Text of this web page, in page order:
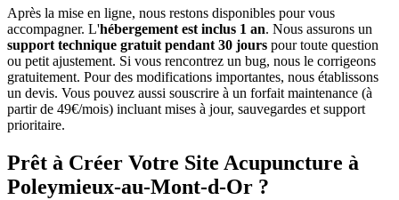
Après la mise en ligne, nous restons disponibles pour vous
accompagner. L'hébergement est inclus 1 an. Nous assurons un
support technique gratuit pendant 30 jours pour toute question
ou petit ajustement. Si vous rencontrez un bug, nous le corrigeons
gratuitement. Pour des modifications importantes, nous établissons
un devis. Vous pouvez aussi souscrire à un forfait maintenance (à
partir de 49€/mois) incluant mises à jour, sauvegardes et support
prioritaire.
Prêt à Créer Votre Site Acupuncture à
Poleymieux-au-Mont-d-Or ?